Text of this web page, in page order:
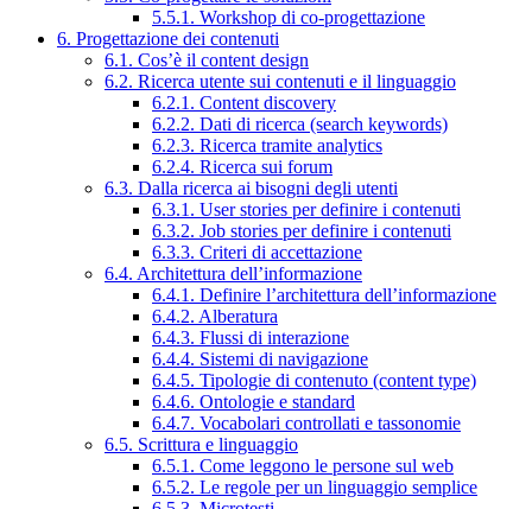
5.5.1. Workshop di co-progettazione
6. Progettazione dei contenuti
6.1. Cos’è il content design
6.2. Ricerca utente sui contenuti e il linguaggio
6.2.1. Content discovery
6.2.2. Dati di ricerca (search keywords)
6.2.3. Ricerca tramite analytics
6.2.4. Ricerca sui forum
6.3. Dalla ricerca ai bisogni degli utenti
6.3.1. User stories per definire i contenuti
6.3.2. Job stories per definire i contenuti
6.3.3. Criteri di accettazione
6.4. Architettura dell’informazione
6.4.1. Definire l’architettura dell’informazione
6.4.2. Alberatura
6.4.3. Flussi di interazione
6.4.4. Sistemi di navigazione
6.4.5. Tipologie di contenuto (content type)
6.4.6. Ontologie e standard
6.4.7. Vocabolari controllati e tassonomie
6.5. Scrittura e linguaggio
6.5.1. Come leggono le persone sul web
6.5.2. Le regole per un linguaggio semplice